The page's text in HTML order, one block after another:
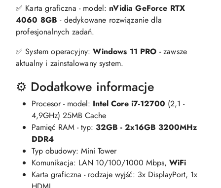
✅ Karta graficzna - model: nVidia GeForce RTX
4060 8GB- dedykowane rozwiązanie dla
profesjonalnych zadań.
✅ System operacyjny:Windows 11 PRO - zawsze
aktualny i zainstalowany system.
⚙️ Dodatkowe informacje
Procesor - model: Intel Core i7-12700 (2,1 -
4,9GHz) 25MB Cache
Pamięć RAM - typ: 32GB - 2x16GB 3200MHz
DDR4
Typ obudowy: Mini Tower
Komunikacja: LAN 10/100/1000 Mbps, WiFi
Karta graficzna - rodzaje wyjść: 3x DisplayPort, 1x